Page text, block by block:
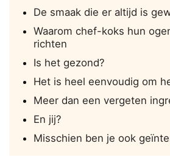
De smaak die er altijd is
Waarom chef-koks hun
richten
Is het gezond?
Het is heel eenvoudig om
Meer dan een vergeten
En jij?
Misschien ben je ook